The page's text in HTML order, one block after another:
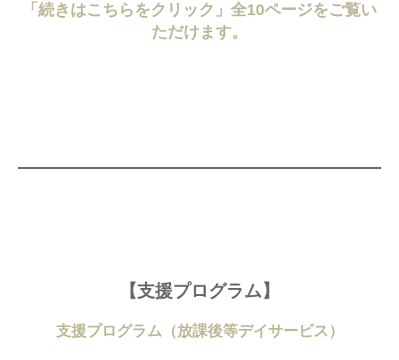
「続きはこちらをクリック」全10ページをご覧い
ただけます。
【支援プログラム】
支援プログラム（放課後等デイサービス）